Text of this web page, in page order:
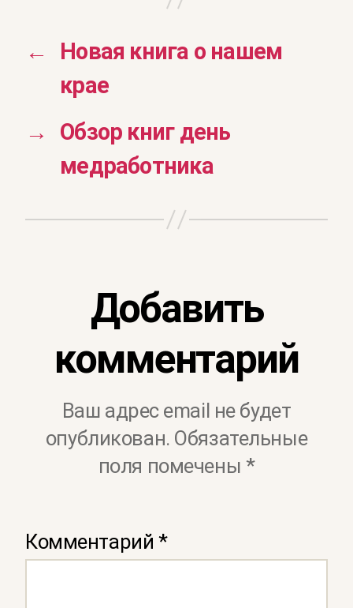
←
Новая книга о нашем
крае
→
Обзор книг день
медработника
Добавить
комментарий
Ваш адрес email не будет
опубликован. Обязательные
поля помечены *
Комментарий *